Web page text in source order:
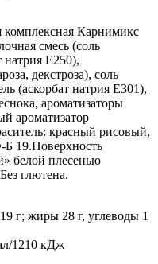
комплексная Карнимикс
смесь (соль
натрия Е250),
декстроза), соль
(аскорбат натрия Е301),
ароматизаторы
ароматизатор
красный рисовый,
Б 19.Поверхность
белой плесенью
глютена.
г; жиры 28 г, углеводы 1
1210 кДж